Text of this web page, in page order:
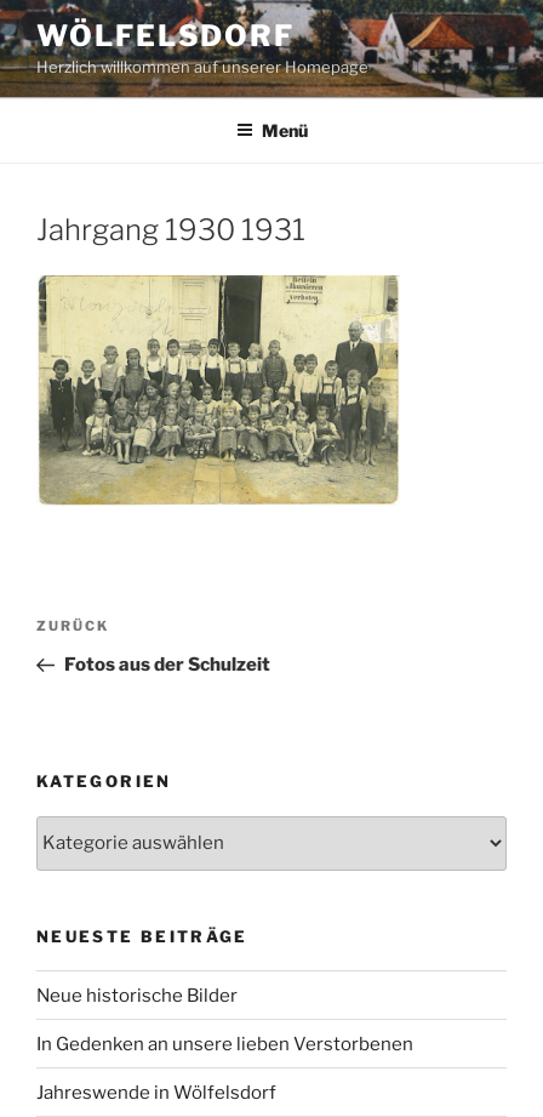
Zum
Inhalt
springen
WÖLFELSDORF
Herzlich willkommen auf unserer Homepage
Menü
Jahrgang 1930 1931
Beitragsnavigation
Vorheriger
Beitrag
ZURÜCK
Fotos aus der Schulzeit
KATEGORIEN
NEUESTE BEITRÄGE
Neue historische Bilder
In Gedenken an unsere lieben Verstorbenen
Jahreswende in Wölfelsdorf